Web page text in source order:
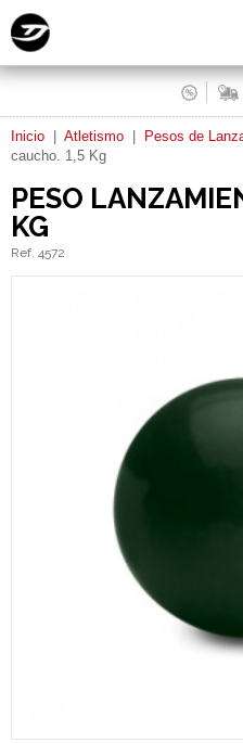
Inicio Atletismo Pesos de
caucho. 1,5 Kg
PESO
KG
Ref. 4572